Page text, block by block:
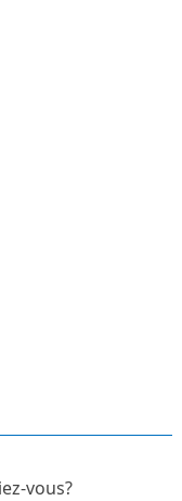
vous?